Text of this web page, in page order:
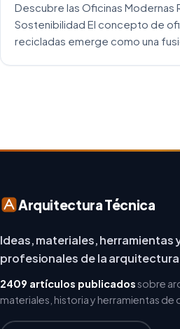
Descubre las Oficinas Modernas
Sostenibilidad El concepto de
recicladas emerge como una
Arquitectura Técnica
Ideas, materiales, herramientas
profesionales de la
2409 artículos publicadossobre
materiales, historia y herramientas de